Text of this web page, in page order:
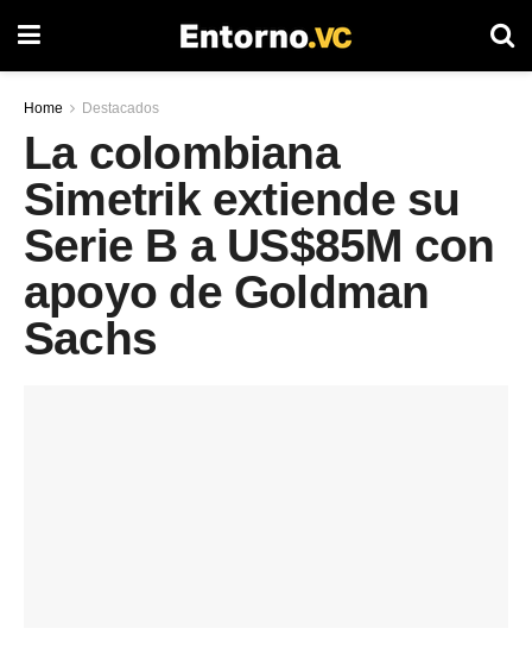
Home Destacados
La colombiana
Simetrik extiende su
Serie B a US$85M con
apoyo de Goldman
Sachs